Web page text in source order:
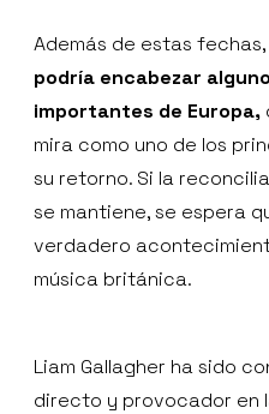
Además de estas
podría encabezar
importantes de Europa,
mira como uno de los
su retorno. Si la
se mantiene, se espera
verdadero
música británica.
Liam Gallagher ha sido
directo y provocador en